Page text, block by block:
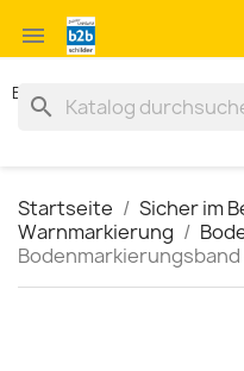

Exklusiv für Geschäftskunden.
zzgl. MWST
search
Startseite Sicher im
Warnmarkierung